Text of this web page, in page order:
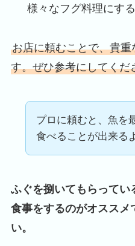
様々なフグ料理にす
お店に頼むことで、貴
す。ぜひ参考にしてくだ
プロに頼むと、魚を
食べることが出来る
ふぐを捌いてもらってい
食事をするのがオススメ
い。